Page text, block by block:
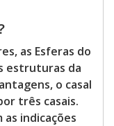
as Esferas do
estruturas da
o casal
três casais.
as indicações